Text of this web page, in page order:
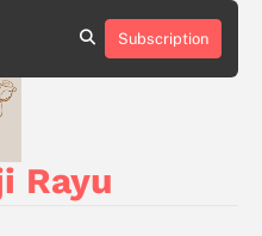
About
Privacy
Subscription
Rayu